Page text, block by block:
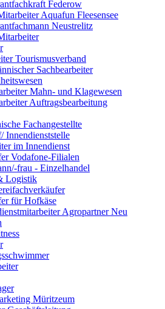
Federow
Aquafun Fleesensee
Neustrelitz
Tourismusverband
Sachbearbeiter
Mahn- und Klagewesen
Auftragsbearbeitung
Fachangestellte
Innendienststelle
im Innendienst
Vodafone-Filialen
frau - Einzelhandel
Logistik
für Hofkäse
Agropartner Neu
Müritzeum